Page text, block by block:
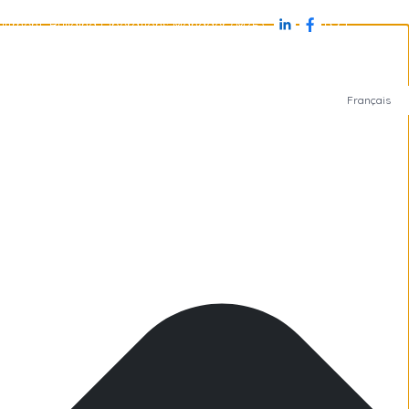
Building Operations Manager (M/F)
Français